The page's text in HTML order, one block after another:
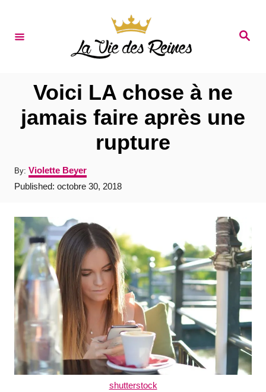
S
Voici LA chose à ne
jamais faire après une
rupture
By: A
u
t
o
r
Violette Beyer
P
t
e
d
o
n
Published: octobre 30, 2018
shutterstock